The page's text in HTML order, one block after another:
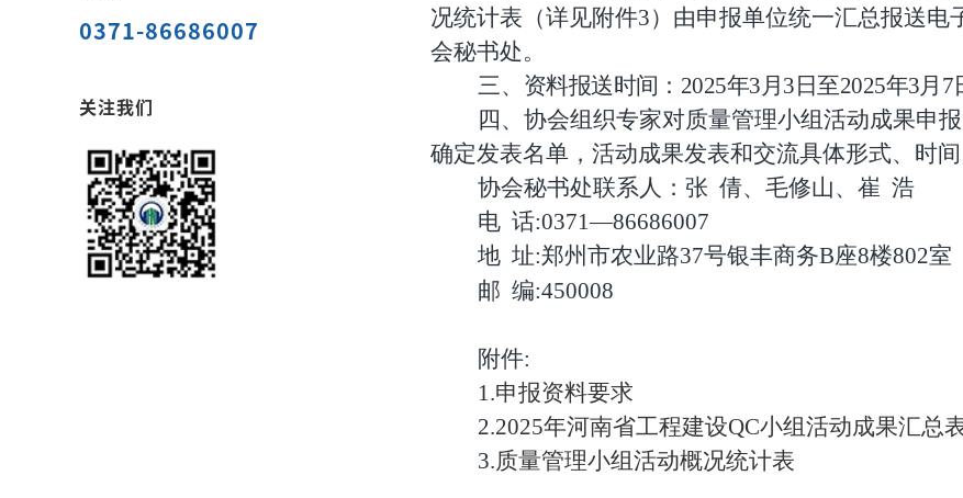
0371-86686007
关注我们
况统计表（详见附件3） 由申报单位统一汇总报送电
会秘书处。
三、 资料报送时间： 2025年3月 3 日至2025年3月 7
四、协会组织专家对质量管理小组活动成果申
确定发表名单，活动成果发表和交流具体形式、时间
协会秘书处联系人：张 倩、毛修山、崔 浩
电 话:0371—86686007
地 址:郑州市农业路37号银丰商务B座8楼802室
邮 编:450008
附件:
1.申报资料要求
2.2025年河南省工程建设QC小组活动成果汇总
3.质量管理小组活动概况统计表